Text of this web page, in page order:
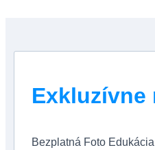
Exkluzívne
Bezplatná Foto